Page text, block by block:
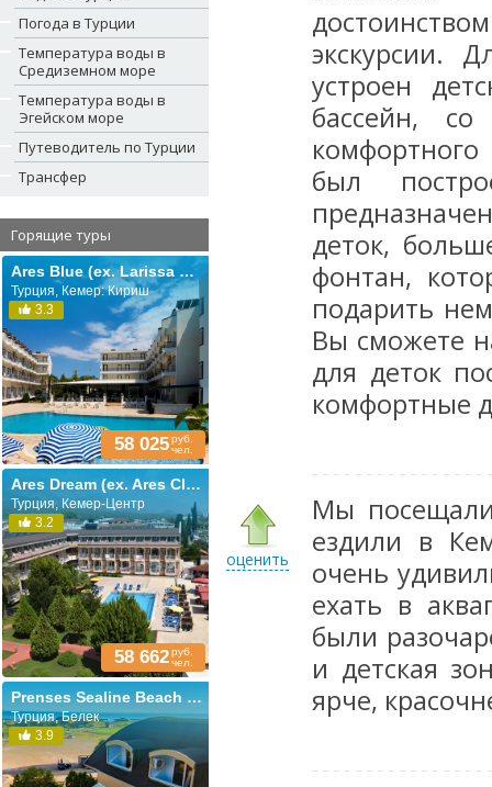
Погода в Турции
Температура воды в
Средиземном море
Температура воды в
Эгейском море
Путеводитель по Турции
Трансфер
Горящие туры
Ares Blue (ex. Larissa Blue)
Турция, Кемер: Кириш
3.3
58 025руб.
чел.
Ares Dream (ex. Ares Club; Queen Victoria)
Турция, Кемер-Центр
3.2
58 662руб.
чел.
Prenses Sealine Beach (ex. Prenses Sealine)
Турция, Белек
3.9
экскурсии.
устроен
бассейн,
был
деток,
фонтан,
подарить
Вы сможете
для деток
комфортные
оценить
Мы
ездили в
очень
ехать в
были
и детская
ярче,